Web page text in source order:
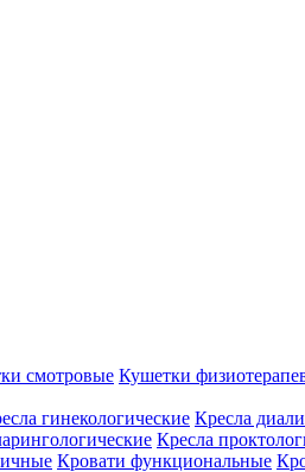
смотровые Кушетки
гинекологические Кресла
Кресла
Кровати функциональные